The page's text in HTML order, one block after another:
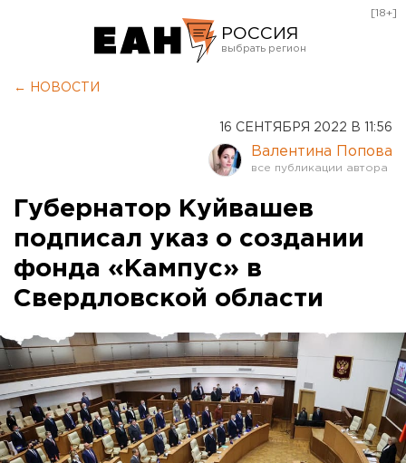
РОССИЯ
Курган
Оренбург
[18+]
← НОВОСТИ
16 СЕНТЯБРЯ 2022 В 11:56
Валентина Попова
Губернатор Куйвашев
подписал указ о создании
фонда «Кампус» в
Свердловской области